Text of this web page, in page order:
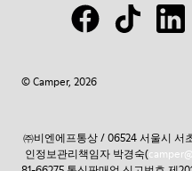
© Camper, 2026
㈜비엔에프통상 / 06524 서울시 서
인정보관리책임자 박경숙(